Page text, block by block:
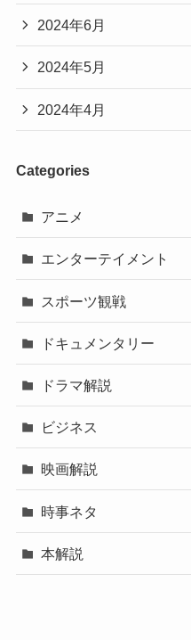
2024年6月
2024年5月
2024年4月
Categories
アニメ
エンターテイメント
スポーツ観戦
ドキュメンタリー
ドラマ解説
ビジネス
映画解説
時事ネタ
本解説